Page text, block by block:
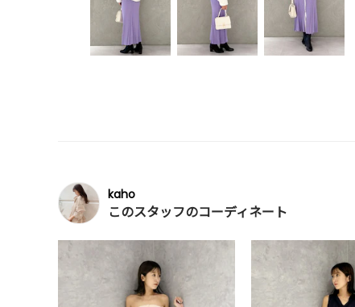
kaho
このスタッフのコーディネート